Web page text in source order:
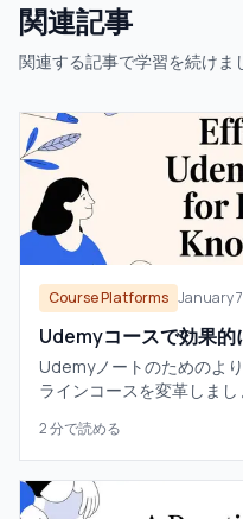
関連記事
関連する記事で学習を続けま
Course Platforms January
Udemyコースで効果的
Udemyノートのためのよ
ラインコースを変革しま
す。
2分で読める